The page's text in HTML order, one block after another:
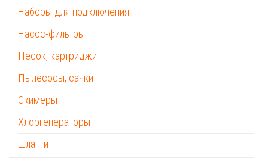
Наборы для подключения
Насос-фильтры
Песок, картриджи
Пылесосы, сачки
Скимеры
Хлоргенераторы
Шланги